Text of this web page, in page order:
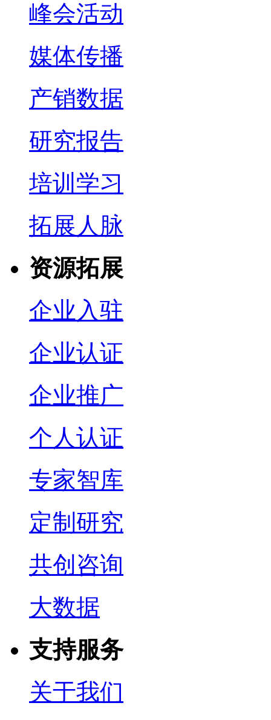
峰会活动
媒体传播
产销数据
研究报告
培训学习
拓展人脉
资源拓展
企业入驻
企业认证
企业推广
个人认证
专家智库
定制研究
共创咨询
大数据
支持服务
关于我们